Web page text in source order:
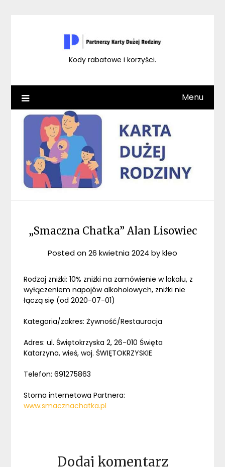
Kody rabatowe i korzyści.
Menu
„Smaczna Chatka” Alan Lisowiec
Posted on26 kwietnia 2024 bykleo
Rodzaj zniżki: 10% zniżki na zamówienie w lokalu, z
wyłączeniem napojów alkoholowych, zniżki nie
łączą się (od 2020-07-01)
Kategoria/zakres: Żywność/Restauracja
Adres: ul. Świętokrzyska 2, 26-010 Święta
Katarzyna, wieś, woj. ŚWIĘTOKRZYSKIE
Telefon: 691275863
Storna internetowa Partnera:
www.smacznachatka.pl
Dodaj komentarz